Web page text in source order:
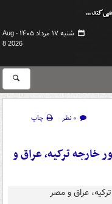
شنبه ۱۷ مرداد ۱۴۰۵ -
Aug
8 2026
۰ نظر
چاپ
خارجه ترکیه، عراق و